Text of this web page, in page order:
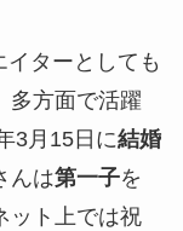
イターとしても
多方面で活躍
3月15日に結婚
んは第一子を
ット上では祝